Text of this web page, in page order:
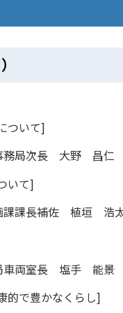
ついて]
務局次長 大野 昌仁
いて]
課課長補佐 植垣 浩
車両室長 塩手 能景
的で豊かなくらし]